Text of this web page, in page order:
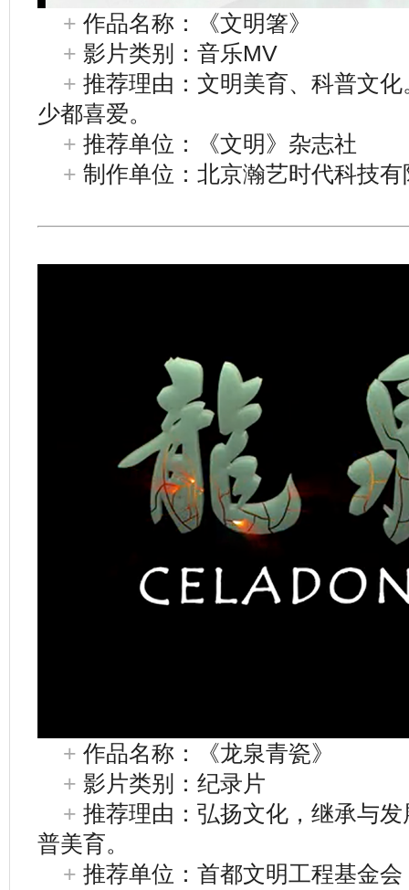
+ 作品名称：《文明箸》
+ 影片类别：音乐MV
+ 推荐理由：文明美育、科普文
少都喜爱。
+ 推荐单位：《文明》杂志社
+ 制作单位：北京瀚艺时代科技有
+ 作品名称：《龙泉青瓷》
+ 影片类别：纪录片
+ 推荐理由：弘扬文化，继承与
普美育。
+ 推荐单位：首都文明工程基金会